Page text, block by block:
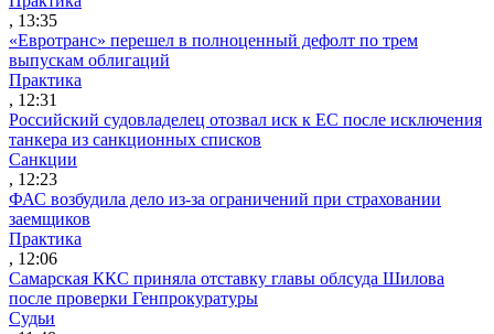
, 13:35
«Евротранс» перешел в полноценный дефолт по трем
выпускам облигаций
Практика
, 12:31
Российский судовладелец отозвал иск к ЕС после исключения
танкера из санкционных списков
Санкции
, 12:23
ФАС возбудила дело из-за ограничений при страховании
заемщиков
Практика
, 12:06
Самарская ККС приняла отставку главы облсуда Шилова
после проверки Генпрокуратуры
Судьи